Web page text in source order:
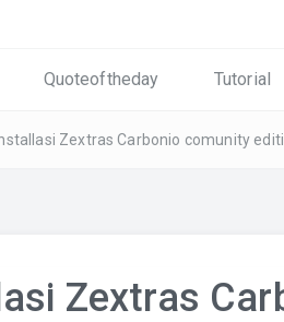
Quoteoftheday Tutorial
Zextras Carbonio comunity
Zextras